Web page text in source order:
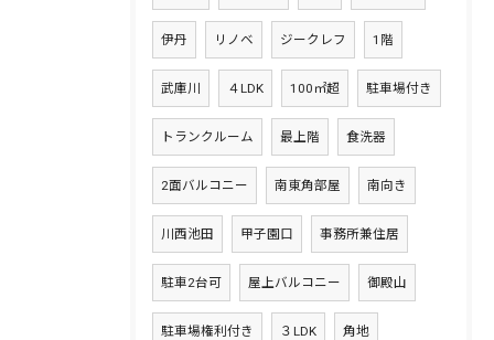
伊丹 リノベ ジークレフ 1階
武庫川 ４LDK 100㎡超 駐車場付き
トランクルーム 最上階 食洗器
2面バルコニー 南東角部屋 南向き
川西池田 甲子園口 事務所兼住居
駐車2台可 屋上バルコニー 御殿山
駐車場権利付き ３LDK 角地